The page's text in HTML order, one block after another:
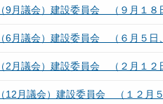
9月議会）建設委員会 （９月１８
6月議会）建設委員会 （６月５日
2月議会）建設委員会 （２月１２
12月議会）建設委員会 （１２月５